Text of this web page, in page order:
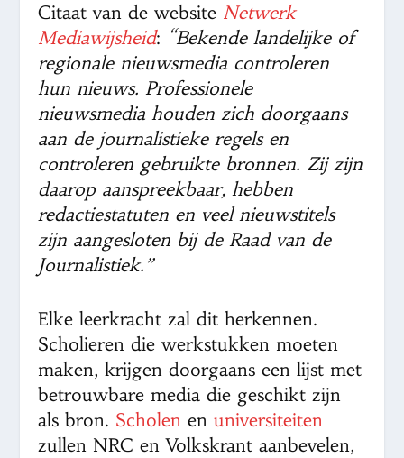
Citaat van de website Netwerk
Mediawijsheid: “Bekende landelijke of
regionale nieuwsmedia controleren
hun nieuws. Professionele
nieuwsmedia houden zich doorgaans
aan de journalistieke regels en
controleren gebruikte bronnen. Zij zijn
daarop aanspreekbaar, hebben
redactiestatuten en veel nieuwstitels
zijn aangesloten bij de Raad van de
Journalistiek.”
Elke leerkracht zal dit herkennen.
Scholieren die werkstukken moeten
maken, krijgen doorgaans een lijst met
betrouwbare media die geschikt zijn
als bron. Scholen enuniversiteiten
zullen NRC en Volkskrant aanbevelen,